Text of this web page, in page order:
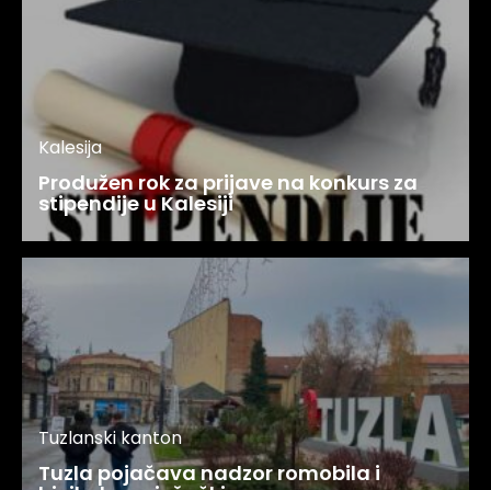
Kalesija
Produžen rok za prijave na konkurs za
stipendije u Kalesiji
Tuzlanski kanton
Tuzla pojačava nadzor romobila i